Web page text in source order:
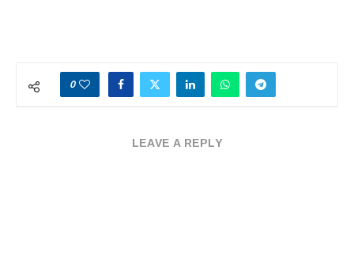
0
LEAVE A REPLY